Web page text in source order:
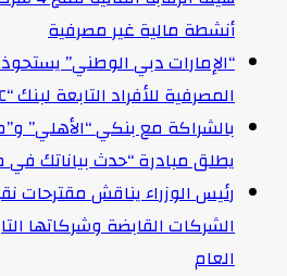
أنشطة مالية غير مصرفية
“الإمارات دبي الوطني”
المصرفية للأفراد التابعة لبنك “HSBC” مصر
بالشراكة مع بنكي “الأهلي”
يطلق مبادرة “حدث بياناتك في
رئيس الوزراء يناقش مقترحات
الشركات القابضة وشركاتها
العام